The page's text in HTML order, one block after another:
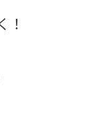
！